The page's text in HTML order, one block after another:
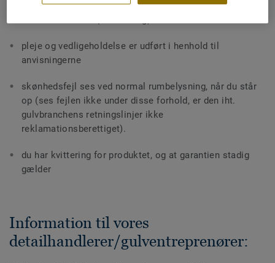
pleje og vedligeholdelse er udført i henhold til
anvisningerne
skønhedsfejl ses ved normal rumbelysning, når du står
op (ses fejlen ikke under disse forhold, er den iht.
gulvbranchens retningslinjer ikke
reklamationsberettiget).
du har kvittering for produktet, og at garantien stadig
gælder
Information til vores
detailhandlerer/gulventreprenører: